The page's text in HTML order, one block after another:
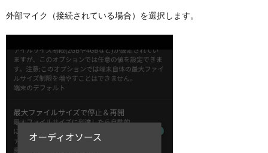
外部マイク（接続されている場合）を選択します。